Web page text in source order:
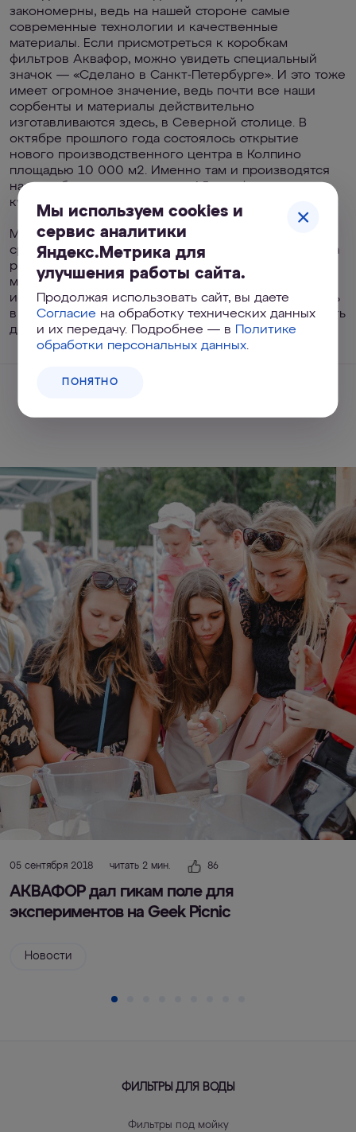
закономерны, ведь на нашей стороне самые
современные технологии и качественные
материалы. Если присмотреться к коробкам
фильтров Аквафор, можно увидеть специальный
значок — «Сделано в Санкт-Петербурге». И это тоже
имеет огромное значение, ведь почти все наши
сорбенты и материалы действительно
изготавливаются здесь, в Северной столице. В
октябре прошлого года состоялось открытие
нового производственного центра в Колпино
площадью 10 000 м2. Именно там и производятся
наши победители — модули А5 для фильтров-
кувшинов АКВАФОР.
Многие фильтры АКВАФОР не имеют аналогов
среди других водоочистителей, представленных на
рынке. Мы стараемся держать марку во всем — от
материалов и дизайна до добровольных
исследований и патентов. И, конечно, мы рады быть
в списке “100 лучших товаров России” и продолжать
делать хороший продукт.
05 сентября 2018 читать 2 мин. 86
АКВАФОР дал гикам поле для
экспериментов на Geek Picnic
Новости
Мы используем cookies и
сервис аналитики
Яндекс.Метрика для
улучшения работы сайта.
Продолжая использовать сайт, вы даете
Согласие на обработку технических данных
и их передачу. Подробнее — в
Политике
обработки персональных данных.
ПОНЯТНО
ФИЛЬТРЫ ДЛЯ ВОДЫ
Фильтры под мойку